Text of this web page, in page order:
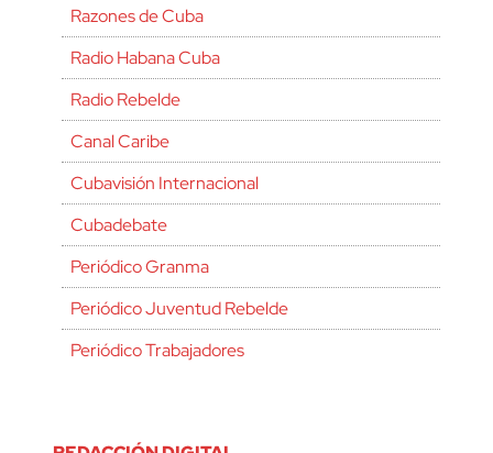
Razones de Cuba
Radio Habana Cuba
Radio Rebelde
Canal Caribe
Cubavisión Internacional
Cubadebate
Periódico Granma
Periódico Juventud Rebelde
Periódico Trabajadores